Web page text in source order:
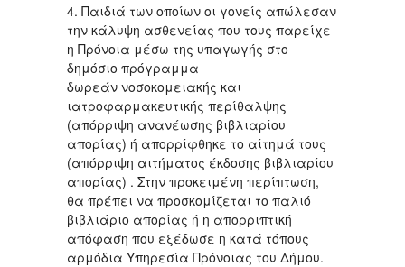
4. Παιδιά των οποίων οι γονείς απώλεσαν
την κάλυψη ασθενείας που τους παρείχε
η Πρόνοια μέσω της υπαγωγής στο
δημόσιο πρόγραμμα
δωρεάν νοσοκομειακής και
ιατροφαρμακευτικής περίθαλψης
(απόρριψη ανανέωσης βιβλιαρίου
απορίας) ή απορρίφθηκε το αίτημά τους
(απόρριψη αιτήματος έκδοσης βιβλιαρίου
απορίας) . Στην προκειμένη περίπτωση,
θα πρέπει να προσκομίζεται το παλιό
βιβλιάριο απορίας ή η απορριπτική
απόφαση που εξέδωσε η κατά τόπους
αρμόδια Υπηρεσία Πρόνοιας του Δήμου.